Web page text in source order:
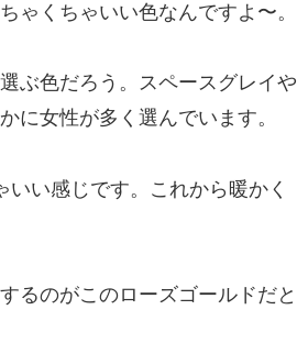
ゃくちゃいい色なんですよ〜。
ぶ色だろう。スペースグレイや
に女性が多く選んでいます。
い感じです。これから暖かく
るのがこのローズゴールドだと